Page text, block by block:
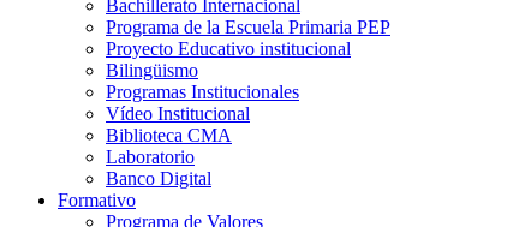
Bachillerato Internacional
Programa de la Escuela Primaria PEP
Proyecto Educativo institucional
Bilingüismo
Programas Institucionales
Vídeo Institucional
Biblioteca CMA
Laboratorio
Banco Digital
Formativo
Programa de Valores